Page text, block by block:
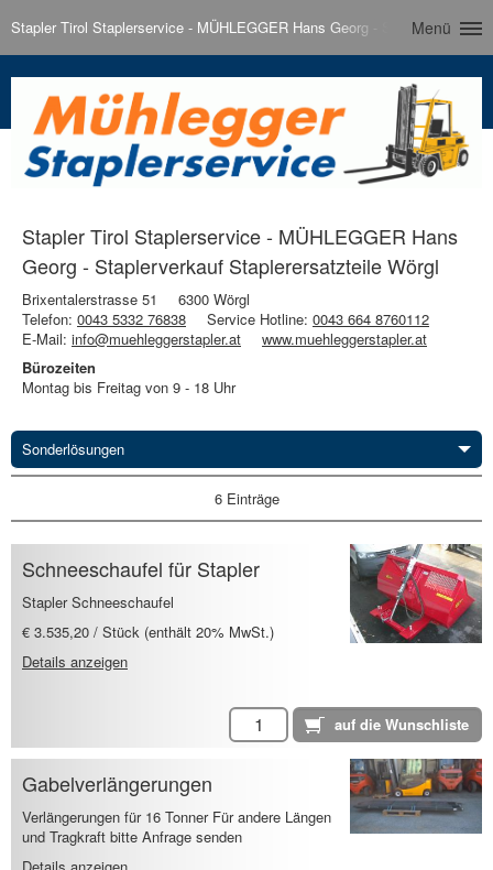
Stapler Tirol Staplerservice - MÜHLEGGER Hans Georg - Staplerverkauf
Menü
Stapler Tirol Staplerservice - MÜHLEGGER Hans
Georg - Staplerverkauf Staplerersatzteile Wörgl
Brixentalerstrasse 51
6300 Wörgl
Telefon: 0043 5332 76838 Service Hotline: 0043 664 8760112
E-Mail: info@muehleggerstapler.at
www.muehleggerstapler.at
Bürozeiten
Montag bis Freitag von 9 - 18 Uhr
Sonderlösungen
6 Einträge
Schneeschaufel für Stapler
Stapler Schneeschaufel
€ 3.535,20 / Stück (enthält 20% MwSt.)
Details anzeigen
Gabelverlängerungen
Verlängerungen für 16 Tonner Für andere Längen
und Tragkraft bitte Anfrage senden